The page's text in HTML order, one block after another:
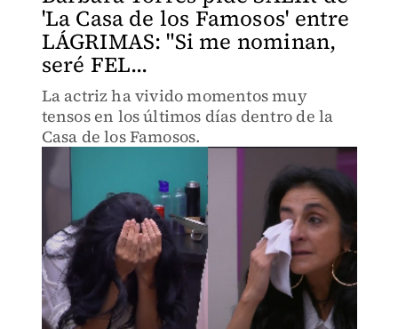
'La Casa de los Famosos' entre
LÁGRIMAS: "Si me nominan,
seré FEL...
La actriz ha vivido momentos muy
tensos en los últimos días dentro de la
Casa de los Famosos.